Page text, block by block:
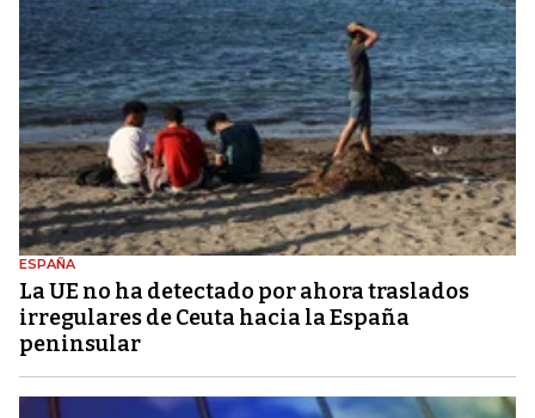
ESPAÑA
La UE no ha detectado por ahora traslados
irregulares de Ceuta hacia la España
peninsular